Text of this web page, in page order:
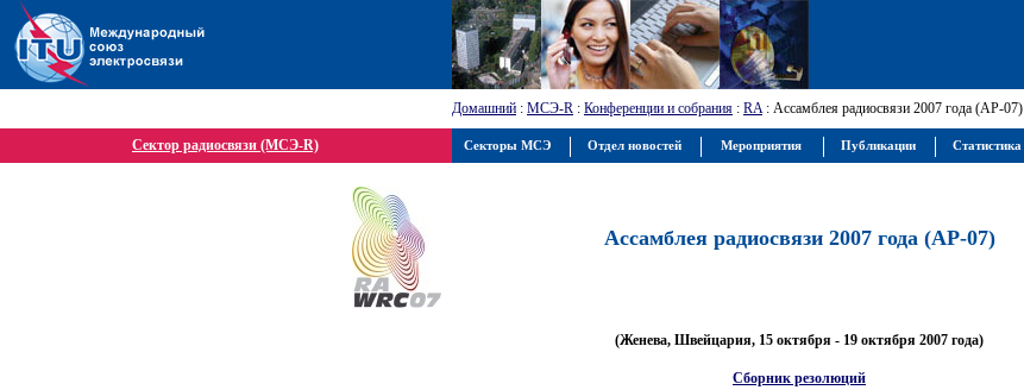
Домашний : МСЭ-R : Конференции и собрания : RA: Ассамблея радиосвязи 2007 года (АР-07)
Сектор радиосвязи (МСЭ-R)
Ассамблея радиосвязи 2007 года (АР-07)
(Женева, Швейцария, 15 октября - 19 октября 2007 года)
Сборник резолюций
Секторы МСЭ Отдел новостей Мероприятия Публикации Статистика